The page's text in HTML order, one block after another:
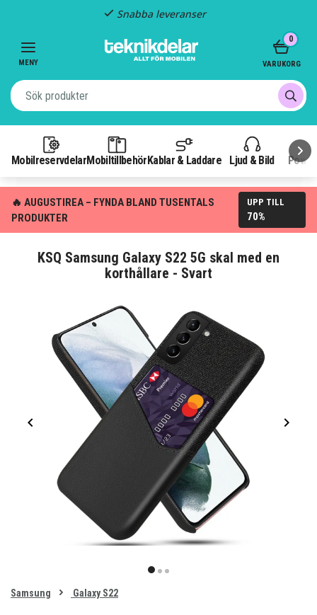
Snabba leveranser
MENY
MobilreservdelarMobiltillbehör Kablar & Laddare Ljud & Bild
0
VARUKORG
🔥 AUGUSTIREA – FYNDA BLAND TUSENTALS
PRODUKTER
UPP TILL
70%
KSQ Samsung Galaxy S22 5G skal med en
korthållare - Svart
item
of
Samsung Galaxy S22